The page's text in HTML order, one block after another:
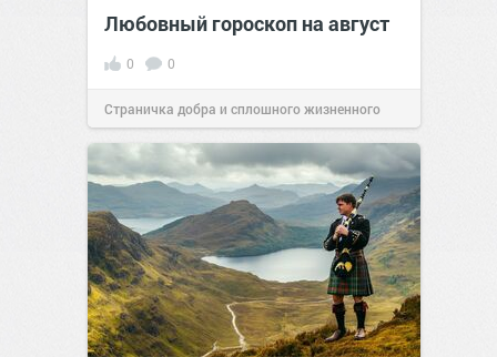
Любовный гороскоп на август
0 0
Страничка добра и сплошного жизненного
позитива!00:29Сегодня